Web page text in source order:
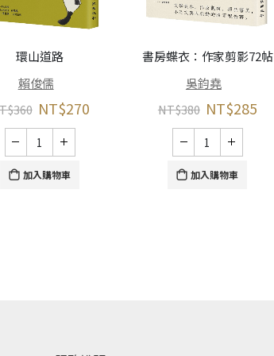
環山道路
賴俊儒
360 NT$270
加入購物車
書房蝶衣：作家剪影72帖
吳鈞堯
NT$380 NT$285
加入購物車